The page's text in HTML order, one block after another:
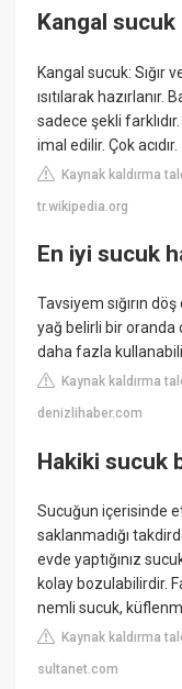
Kangal
Kangal sucuk: Sığır
ısıtılarak hazırlanır.
sadece şekli
imal edilir. Çok acıdır.
Kaynak kaldırma
tr.wikipedia.org
En iyi sucuk
Tavsiyem sığırın
yağ belirli bir oranda
daha fazla
Kaynak kaldırma
denizlihaber.com
Hakiki sucuk
Sucuğun içerisinde
saklanmadığı
evde yaptığınız
kolay bozulabilirdir.
nemli sucuk,
Kaynak kaldırma
sultanet.com